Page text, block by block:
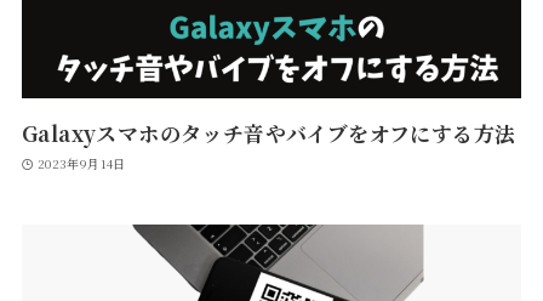
Galaxyスマホのタッチ音やバイブをオフにする方法
2023年9月14日